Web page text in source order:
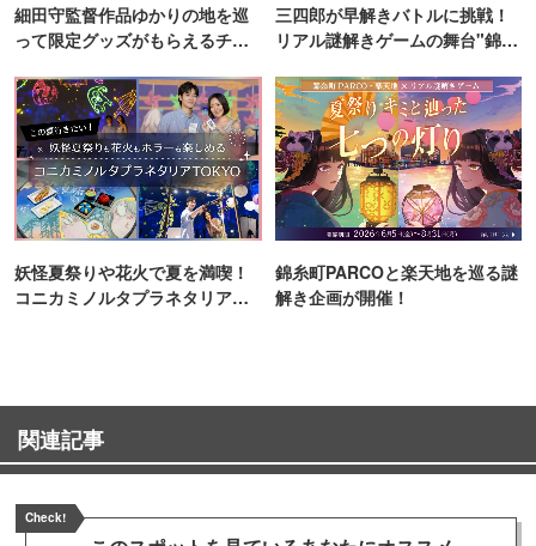
細田守監督作品ゆかりの地を巡
って限定グッズがもらえるチャ
三四郎が早解きバトルに挑戦！
リアル謎解きゲームの舞台"錦糸
妖怪夏祭りや花火で夏を満喫！
コニカミノルタプラネタリア
錦糸町PARCOと楽天地を巡る謎
解き企画が開催！
関連記事
Check!